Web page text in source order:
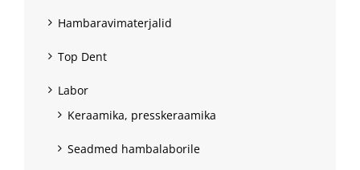
Hambaravimaterjalid
Top Dent
Labor
Keraamika, presskeraamika
Seadmed hambalaborile